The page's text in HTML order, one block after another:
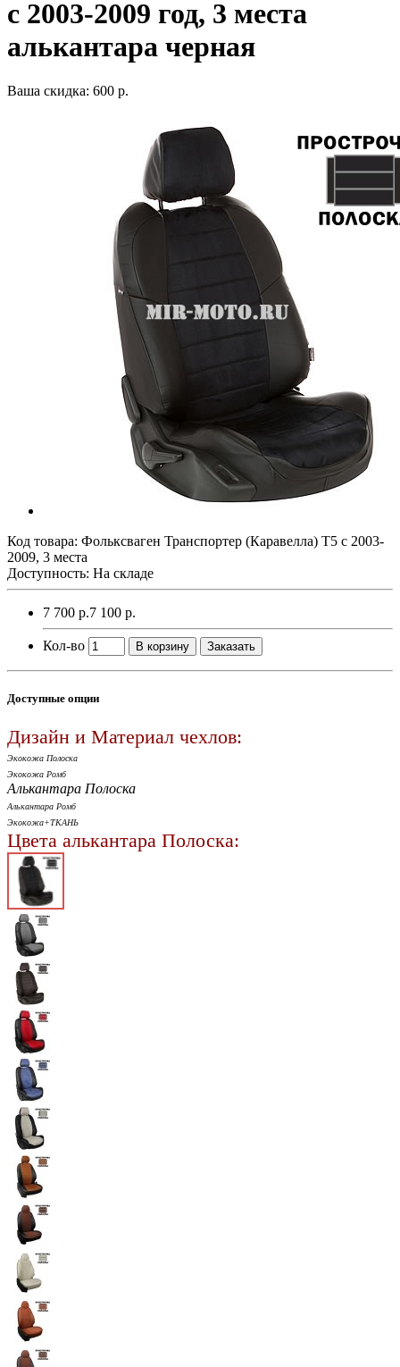
с 2003-2009 год, 3 места
алькантара черная
Ваша скидка: 600 р.
Код товара: Фольксваген Транспортер (Каравелла) Т5 с 2003-
2009, 3 места
Доступность: На складе
7 700 р.7 100 р.
Кол-во В корзину Заказать
Доступные опции
Дизайн и Материал чехлов:
Экокожа Полоска
Экокожа Ромб
Алькантара Полоска
Алькантара Ромб
Экокожа+ТКАНЬ
Цвета алькантара Полоска: